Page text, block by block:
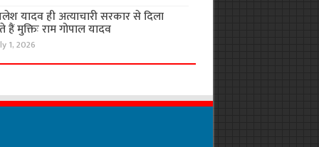
यादव ही अत्याचारी सरकार से दिला
मुक्तिः राम गोपाल यादव
1, 2026